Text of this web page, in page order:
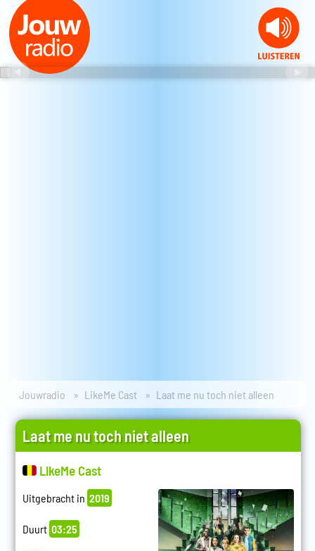
Jouwradio LikeMe Cast Laat me nu toch niet alleen
Laat me nu toch niet alleen
LikeMe Cast
Uitgebracht in 2019
Duurt 03:25